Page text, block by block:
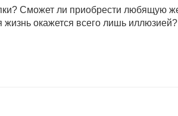
Сможет ли приобрести любящую
окажется всего лишь иллюзией?